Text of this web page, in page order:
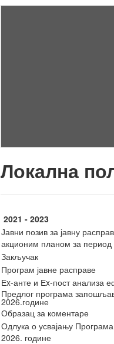
Локална
2021 - 2023
Јавни позив за јавну
акционим планом за
Закључак
Програм јавне расправе
Еx-анте и Еx-пост анализа
Предлог програма
2026.године
Образац за коментаре
Одлука о усвајању
2026. године